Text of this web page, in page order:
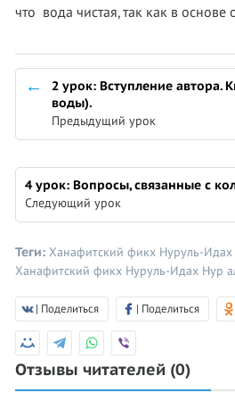
что вода чистая, так как в основе
2 урок: Вступление автора.
воды).
Предыдущий урок
4 урок: Вопросы, связанные с
Следующий урок
Теги: Ханафитский фикх Нуруль-Идах
Ханафитский фикх Нуруль-Идах Нур
| Поделиться | Поделиться
Отзывы читателей (0)